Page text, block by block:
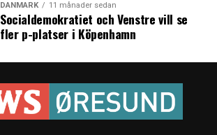
DANMARK 11 månader sedan
Socialdemokratiet och Venstre vill se
fler p-platser i Köpenhamn